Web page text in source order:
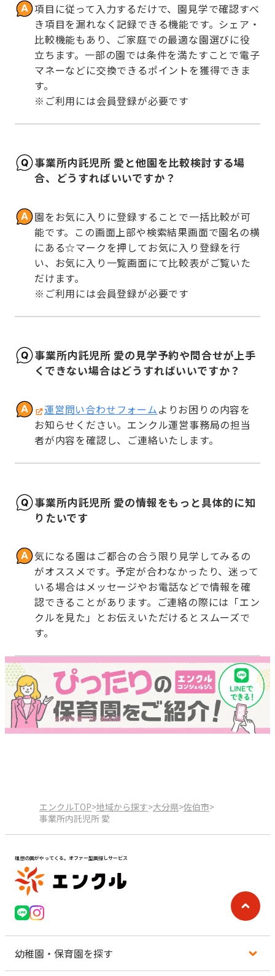
項目に従って入力するだけで、園見学で確認すべ
き項目を漏れなく記録できる機能です。シェア・
比較機能もあり、ご家庭での最適な園選びに役
立ちます。一部の園では条件を満たすことで電子
マネーなどに交換できるポイントを獲得できま
す。
※ご利用には会員登録が必要です
事業所内託児所 愛と他園を比較検討する場
合、どうすればいいですか？
園をお気に入りに登録することで一括比較が可
能です。この画面上部や検索結果画面で園名の横
にある☆マークを押してお気に入り登録を行
い、お気に入り一覧画面にて比較表がご覧いた
だけます。
※ご利用には会員登録が必要です
事業所内託児所 愛の見学予約や問合せが上手
くできない場合はどうすればいいですか？
運営問い合わせフォームよりお困りの内容を
お知らせください。エンクル運営事務局の担当
者が内容を確認し、ご連絡いたします。
事業所内託児所 愛の情報をもっと具体的に知
りたいです
気になる園はご都合の合う限り見学してみるの
がオススメです。予定が合わなかったり、迷って
いる場合はメッセージやお電話などで情報を確
認できることがあります。ご連絡の際には「エン
クルを見た」とお伝えいただけるとスムーズで
す。
エンクルTOP>地域から探す>大分県>佐伯市>
事業所内託児所 愛
理想の園がやってくる。オファー型園探しサービス
幼稚園・保育園を探す